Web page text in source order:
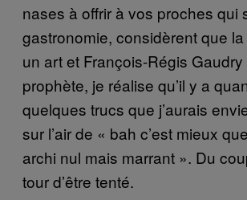
nases à offrir à vos proches qui
gastronomie, considèrent que
un art et François-Régis Gaudry
prophète, je réalise qu’il y a
quelques trucs que j’aurais
sur l’air de « bah c’est mieux
archi nul mais marrant ». Du
tour d’être tenté.